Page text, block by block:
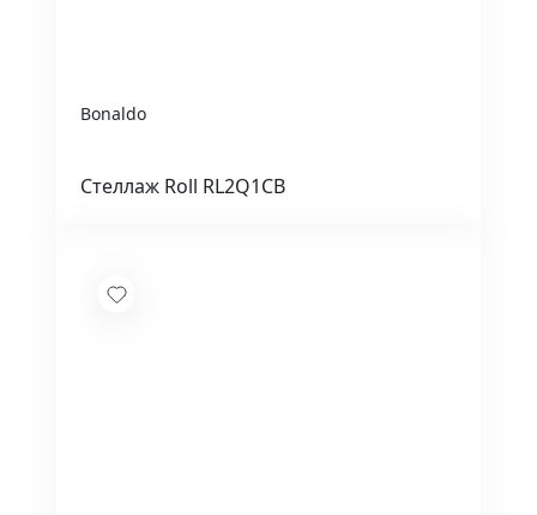
Bonaldo
Стеллаж Roll RL2Q1CB